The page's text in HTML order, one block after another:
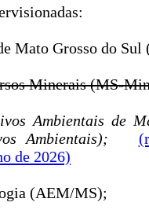
Mato Grosso do Sul
Minerais (MS-
Ambientais de
Ambientais);
de 2026)
(AEM/MS);